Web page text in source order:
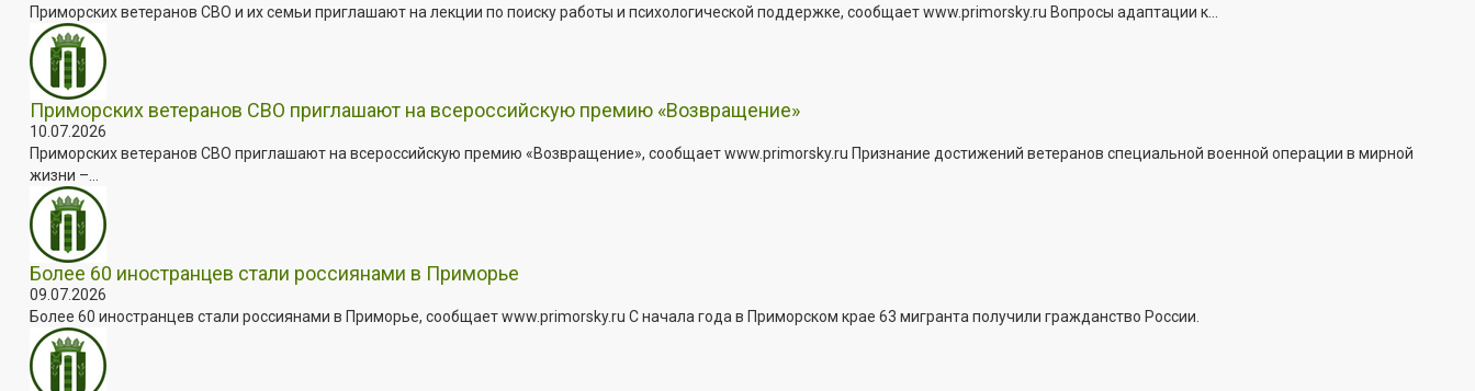
Приморских ветеранов СВО и их семьи приглашают на лекции по поиску работы и психологической поддержке, сообщает www.primorsky.ru Вопросы адаптации к...
Приморских ветеранов СВО приглашают на всероссийскую премию «Возвращение»
10.07.2026
Приморских ветеранов СВО приглашают на всероссийскую премию «Возвращение», сообщает www.primorsky.ru Признание достижений ветеранов специальной военной операции в мирной
жизни –...
Более 60 иностранцев стали россиянами в Приморье
09.07.2026
Более 60 иностранцев стали россиянами в Приморье, сообщает www.primorsky.ru С начала года в Приморском крае 63 мигранта получили гражданство России.